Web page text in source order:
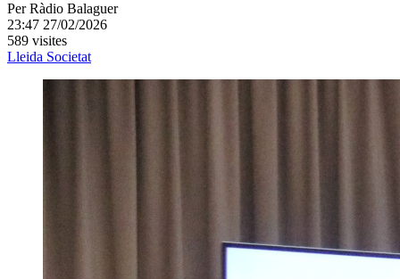
Per Ràdio Balaguer
23:47 27/02/2026
589 visites
Lleida Societat